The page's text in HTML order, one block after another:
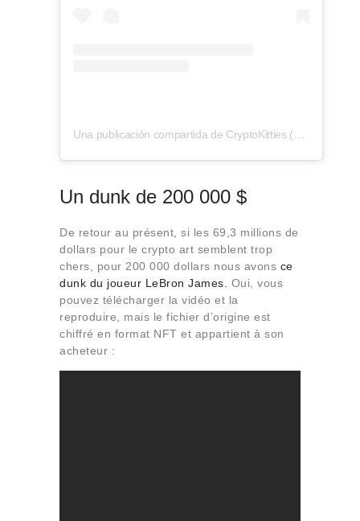
Un dunk de 200 000 $
De retour au présent, si les 69,3 millions de
dollars pour le crypto art semblent trop
chers, pour 200 000 dollars nous avons ce
dunk du joueur LeBron James. Oui, vous
pouvez télécharger la vidéo et la
reproduire, mais le fichier d’origine est
chiffré en format NFT et appartient à son
acheteur :